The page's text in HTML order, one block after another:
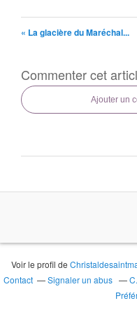
« La glacière du Maréchal...
Commenter cet
Ajouter un
Voir le profil de
Contact
Signaler un abus